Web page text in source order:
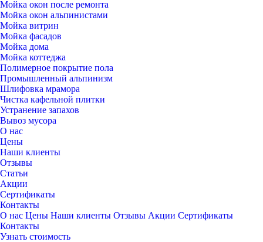
Мойка окон после ремонта
Мойка окон альпинистами
Мойка витрин
Мойка фасадов
Мойка дома
Мойка коттеджа
Полимерное покрытие пола
Промышленный альпинизм
Шлифовка мрамора
Чистка кафельной плитки
Устранение запахов
Вывоз мусора
О нас
Цены
Наши клиенты
Отзывы
Статьи
Акции
Сертификаты
Контакты
О нас Цены Наши клиенты Отзывы Акции Сертификаты
Контакты
Узнать стоимость